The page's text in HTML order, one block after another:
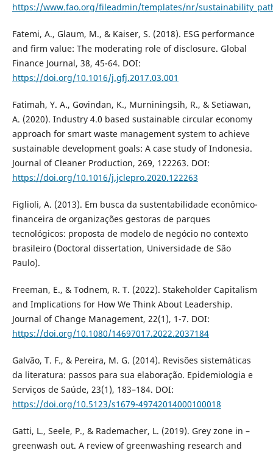
https://www.fao.org/fileadmin/templates/nr/
Fatemi, A., Glaum, M., & Kaiser, S. (2018). ESG performance
and firm value: The moderating role of disclosure. Global
Finance Journal, 38, 45-64. DOI:
https://doi.org/10.1016/j.gfj.2017.03.001
Fatimah, Y. A., Govindan, K., Murniningsih, R., & Setiawan,
A. (2020). Industry 4.0 based sustainable circular economy
approach for smart waste management system to achieve
sustainable development goals: A case study of Indonesia.
Journal of Cleaner Production, 269, 122263. DOI:
https://doi.org/10.1016/j.jclepro.2020.122263
Figlioli, A. (2013). Em busca da sustentabilidade econômico-
financeira de organizações gestoras de parques
tecnológicos: proposta de modelo de negócio no contexto
brasileiro (Doctoral dissertation, Universidade de São
Paulo).
Freeman, E., & Todnem, R. T. (2022). Stakeholder Capitalism
and Implications for How We Think About Leadership.
Journal of Change Management, 22(1), 1-7. DOI:
https://doi.org/10.1080/14697017.2022.2037184
Galvão, T. F., & Pereira, M. G. (2014). Revisões sistemáticas
da literatura: passos para sua elaboração. Epidemiologia e
Serviços de Saúde, 23(1), 183–184. DOI:
https://doi.org/10.5123/s1679-49742014000100018
Gatti, L., Seele, P., & Rademacher, L. (2019). Grey zone in –
greenwash out. A review of greenwashing research and